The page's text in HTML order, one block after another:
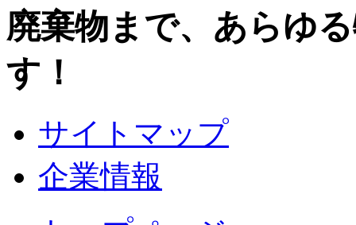
廃棄物まで、あらゆ
す！
サイトマップ
企業情報